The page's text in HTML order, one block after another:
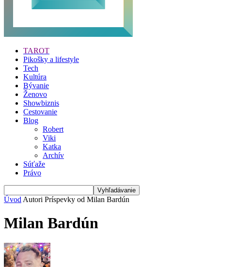
TAROT
Pikošky a lifestyle
Tech
Kultúra
Bývanie
Ženovo
Showbiznis
Cestovanie
Blog
Robert
Viki
Katka
Archív
Súťaže
Právo
Úvod Autori Príspevky od Milan Bardún
Milan Bardún